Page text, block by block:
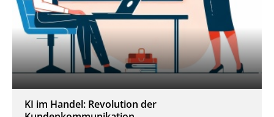
KI im Handel: Revolution der